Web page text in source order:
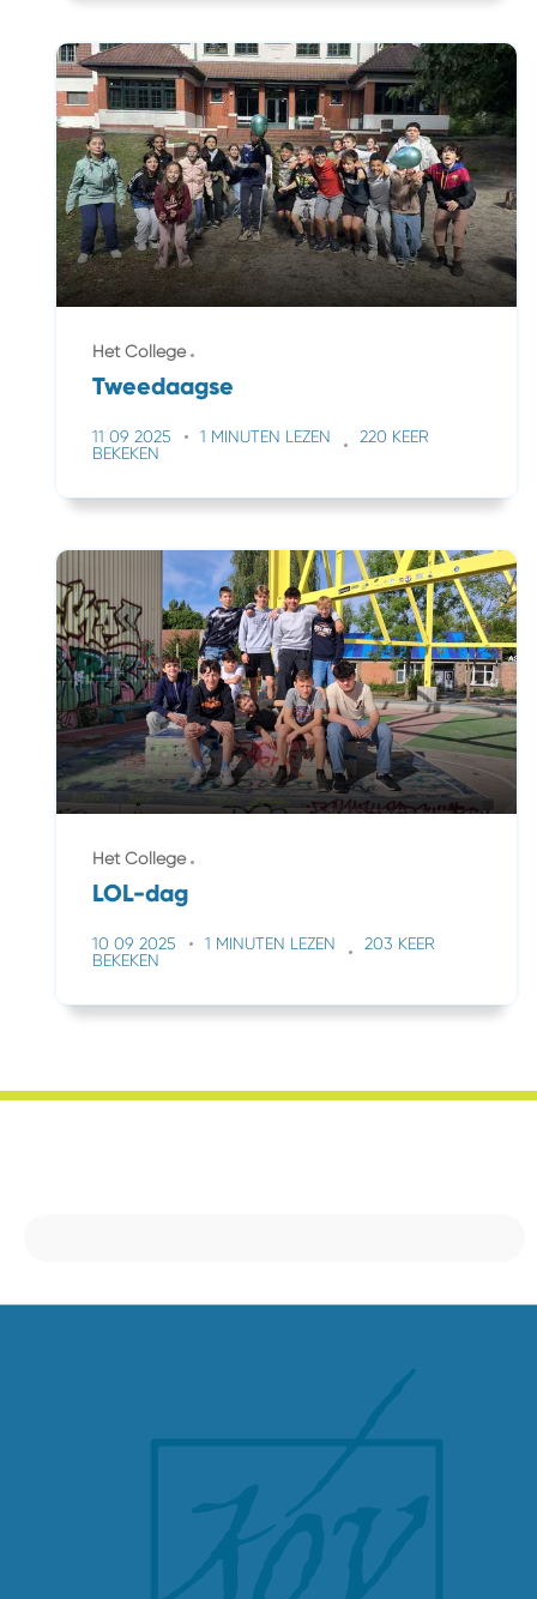
Het College
Tweedaagse
11 09 2025 1 MINUTEN LEZEN
220 KEER
BEKEKEN
Het College
LOL-dag
10 09 2025 1 MINUTEN LEZEN
203 KEER
BEKEKEN